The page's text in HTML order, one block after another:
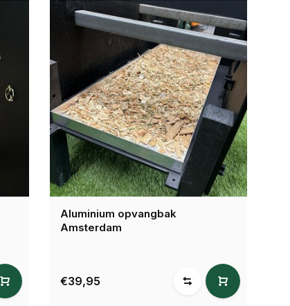
Aluminium opvangbak
Amsterdam
€39,95